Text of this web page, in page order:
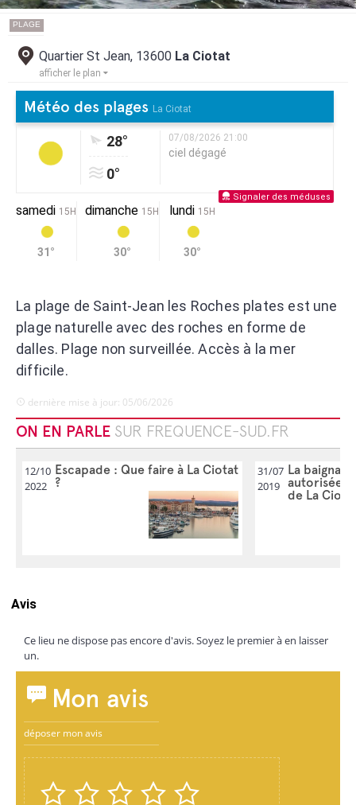
PLAGE
Quartier St Jean, 13600 La Ciotat
afficher le plan
Météo des plages La Ciotat
28°
0°
07/08/2026 21:00
ciel dégagé
Signaler des méduses
samedi 15H
31°
dimanche 15H
30°
lundi 15H
30°
La plage de Saint-Jean les Roches plates est une
plage naturelle avec des roches en forme de
dalles. Plage non surveillée. Accès à la mer
difficile.
dernière mise à jour: 05/06/2026
ON EN PARLE SUR FREQUENCE-SUD.FR
12/10
2022
Escapade : Que faire à La Ciotat
?
31/07
2019
La
autorisée
de La
Avis
Ce lieu ne dispose pas encore d'avis. Soyez le premier à en laisser
un.
Mon avis
déposer mon avis